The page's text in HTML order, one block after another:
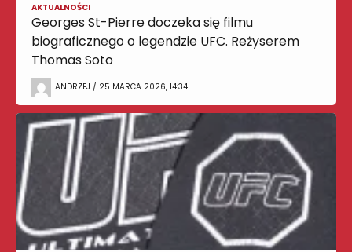
AKTUALNOŚCI
Georges St-Pierre doczeka się filmu
biograficznego o legendzie UFC. Reżyserem
Thomas Soto
ANDRZEJ / 25 MARCA 2026, 14:34